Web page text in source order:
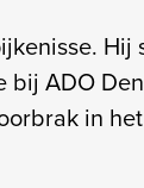
Hij
ADO
in